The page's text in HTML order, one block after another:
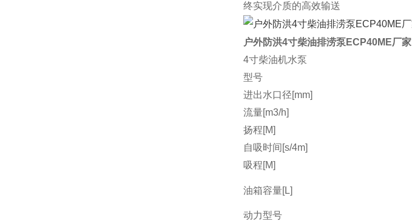
终实现介质的高效输送
户外防洪4寸柴油排涝泵ECP40ME厂家
4寸柴油机水泵
型号
进出水口径[mm]
流量[m3/h]
扬程[M]
自吸时间[s/4m]
吸程[M]
油箱容量[L]
动力型号